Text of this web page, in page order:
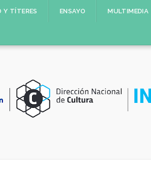
Y TÍTERES ENSAYO MULTIMEDIA